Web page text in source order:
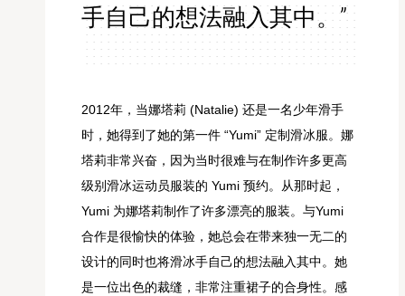
手自己的想法融入其中。”
2012年，当娜塔莉 (Natalie) 还是一名少年滑手
时，她得到了她的第一件 “Yumi” 定制滑冰服。娜
塔莉非常兴奋，因为当时很难与在制作许多更高
级别滑冰运动员服装的 Yumi 预约。从那时起，
Yumi 为娜塔莉制作了许多漂亮的服装。与Yumi
合作是很愉快的体验，她总会在带来独一无二的
设计的同时也将滑冰手自己的想法融入其中。她
是一位出色的裁缝，非常注重裙子的合身性。感